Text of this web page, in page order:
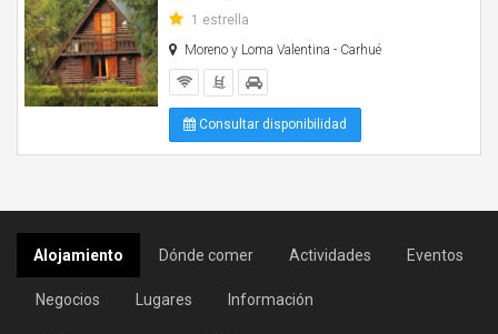
1 estrella
Moreno y Loma Valentina - Carhué
Consultar disponibilidad
Alojamiento Dónde comer Actividades Eventos
Negocios Lugares Información